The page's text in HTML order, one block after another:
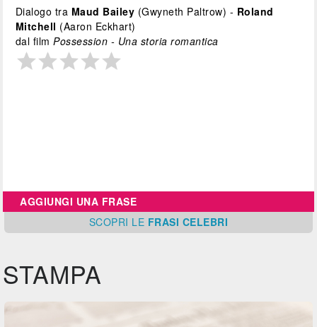
Dialogo tra Maud Bailey (Gwyneth Paltrow) - Roland
Mitchell (Aaron Eckhart)
dal filmPossession - Una storia romantica
AGGIUNGI UNA FRASE
SCOPRI LE FRASI CELEBRI
STAMPA